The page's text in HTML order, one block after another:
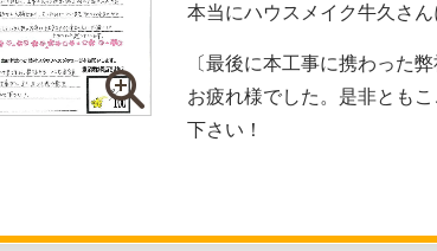
本当にハウスメイク牛久さ
〔最後に本工事に携わった
お疲れ様でした。是非とも
下さい！